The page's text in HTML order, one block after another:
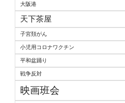
大阪港
天下茶屋
子宮頚がん
小児用コロナワクチン
平和盆踊り
戦争反対
映画班会